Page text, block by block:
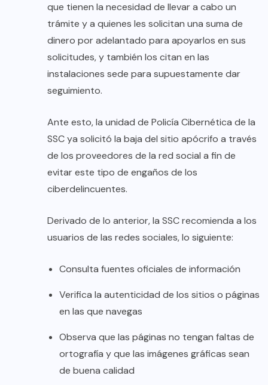
que tienen la necesidad de llevar a cabo un
trámite y a quienes les solicitan una suma de
dinero por adelantado para apoyarlos en sus
solicitudes, y también los citan en las
instalaciones sede para supuestamente dar
seguimiento.
Ante esto, la unidad de Policía Cibernética de la
SSC ya solicitó la baja del sitio apócrifo a través
de los proveedores de la red social a fin de
evitar este tipo de engaños de los
ciberdelincuentes.
Derivado de lo anterior, la SSC recomienda a los
usuarios de las redes sociales, lo siguiente:
Consulta fuentes oficiales de información
Verifica la autenticidad de los sitios o páginas
en las que navegas
Observa que las páginas no tengan faltas de
ortografía y que las imágenes gráficas sean
de buena calidad